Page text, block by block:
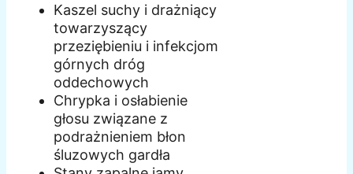
Kaszel suchy i drażniący
towarzyszący
przeziębieniu i infekcjom
górnych dróg
oddechowych
Chrypka i osłabienie
głosu związane z
podrażnieniem błon
śluzowych gardła